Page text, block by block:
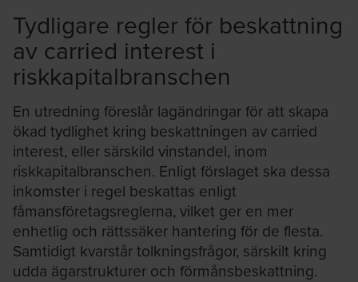
Tydligare regler för beskattning
av carried interest i
riskkapitalbranschen
En utredning föreslår lagändringar för att skapa
ökad tydlighet kring beskattningen av carried
interest, eller särskild vinstandel, inom
riskkapitalbranschen. Enligt förslaget ska dessa
inkomster i regel beskattas enligt
fåmansföretagsreglerna, vilket ger en mer
enhetlig och rättssäker hantering för de flesta.
Samtidigt kvarstår tolkningsfrågor, särskilt kring
udda ägarstrukturer och förmånsbeskattning.